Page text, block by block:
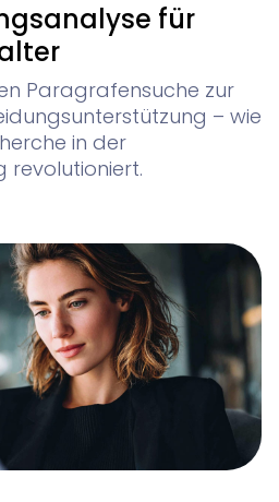
für
Paragrafensuche zur
– wie
in der
revolutioniert.